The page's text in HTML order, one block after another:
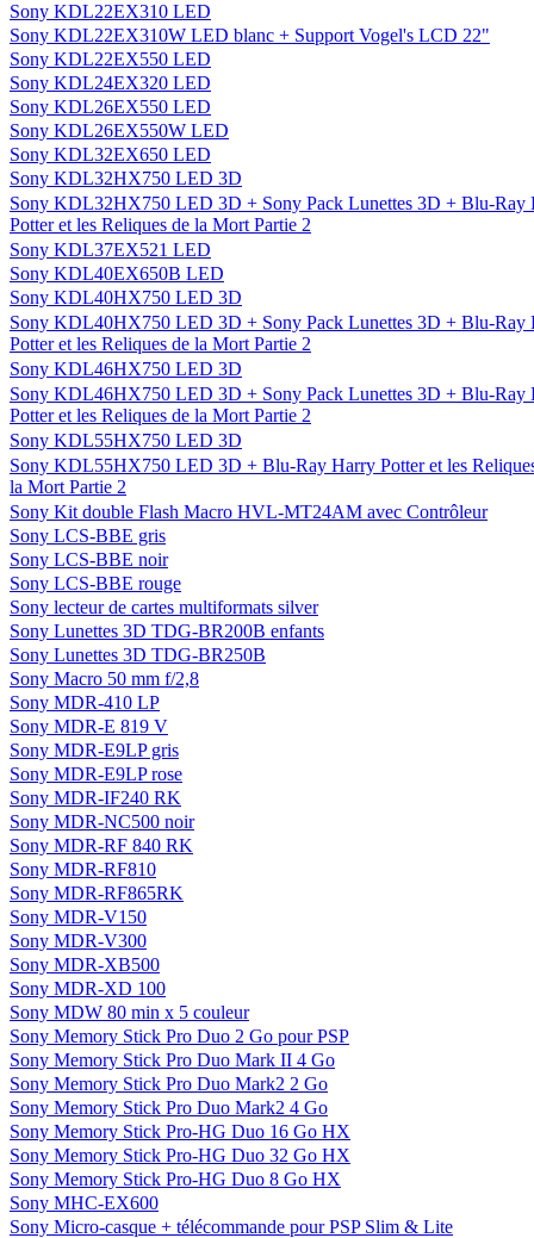
Sony KDL22EX310 LED
Sony KDL22EX310W LED blanc + Support Vogel's LCD 22"
Sony KDL22EX550 LED
Sony KDL24EX320 LED
Sony KDL26EX550 LED
Sony KDL26EX550W LED
Sony KDL32EX650 LED
Sony KDL32HX750 LED 3D
Sony KDL32HX750 LED 3D + Sony Pack Lunettes 3D + Blu-Ray
Potter et les Reliques de la Mort Partie 2
Sony KDL37EX521 LED
Sony KDL40EX650B LED
Sony KDL40HX750 LED 3D
Sony KDL40HX750 LED 3D + Sony Pack Lunettes 3D + Blu-Ray
Potter et les Reliques de la Mort Partie 2
Sony KDL46HX750 LED 3D
Sony KDL46HX750 LED 3D + Sony Pack Lunettes 3D + Blu-Ray
Potter et les Reliques de la Mort Partie 2
Sony KDL55HX750 LED 3D
Sony KDL55HX750 LED 3D + Blu-Ray Harry Potter et les
la Mort Partie 2
Sony Kit double Flash Macro HVL-MT24AM avec Contrôleur
Sony LCS-BBE gris
Sony LCS-BBE noir
Sony LCS-BBE rouge
Sony lecteur de cartes multiformats silver
Sony Lunettes 3D TDG-BR200B enfants
Sony Lunettes 3D TDG-BR250B
Sony Macro 50 mm f/2,8
Sony MDR-410 LP
Sony MDR-E 819 V
Sony MDR-E9LP gris
Sony MDR-E9LP rose
Sony MDR-IF240 RK
Sony MDR-NC500 noir
Sony MDR-RF 840 RK
Sony MDR-RF810
Sony MDR-RF865RK
Sony MDR-V150
Sony MDR-V300
Sony MDR-XB500
Sony MDR-XD 100
Sony MDW 80 min x 5 couleur
Sony Memory Stick Pro Duo 2 Go pour PSP
Sony Memory Stick Pro Duo Mark II 4 Go
Sony Memory Stick Pro Duo Mark2 2 Go
Sony Memory Stick Pro Duo Mark2 4 Go
Sony Memory Stick Pro-HG Duo 16 Go HX
Sony Memory Stick Pro-HG Duo 32 Go HX
Sony Memory Stick Pro-HG Duo 8 Go HX
Sony MHC-EX600
Sony Micro-casque + télécommande pour PSP Slim & Lite